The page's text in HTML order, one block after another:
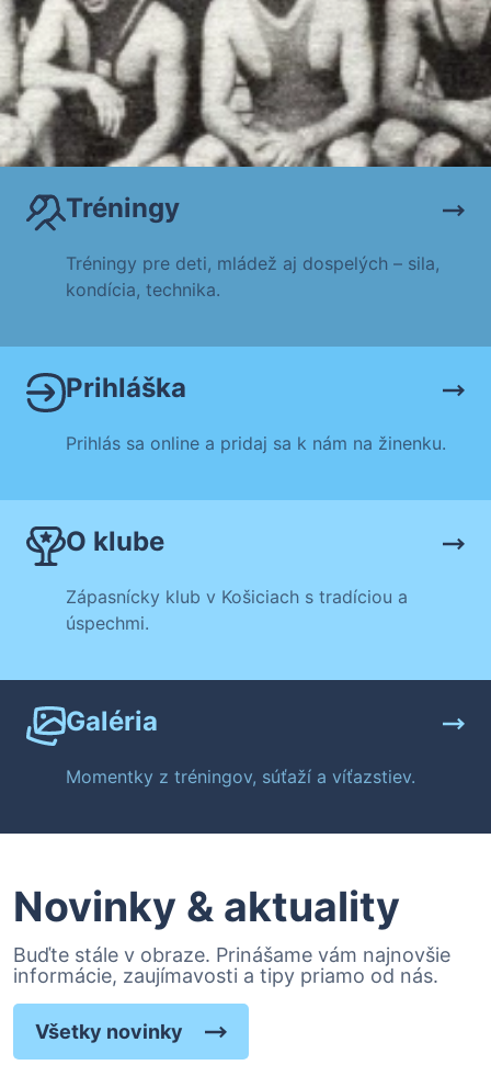
Tréningy
Tréningy pre deti, mládež aj dospelých – sila,
kondícia, technika.
Prihláška
Prihlás sa online a pridaj sa k nám na žinenku.
O klube
Zápasnícky klub v Košiciach s tradíciou a
úspechmi.
Galéria
Momentky z tréningov, súťaží a víťazstiev.
Novinky & aktuality
Buďte stále v obraze. Prinášame vám najnovšie
informácie, zaujímavosti a tipy priamo od nás.
Všetky novinky